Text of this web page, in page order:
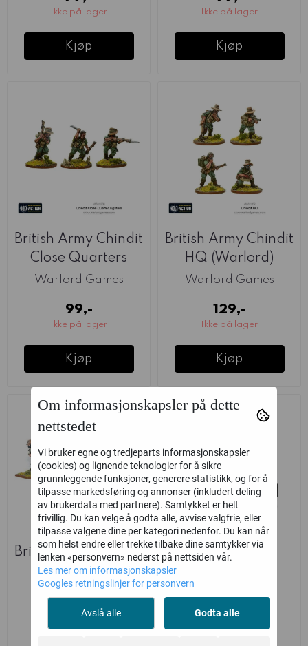
Ikke på lager
Kjøp
Ikke på lager
Kjøp
British Army Chindit
Close Quarters
Fighters ...
Warlord Games
99,-
Ikke på lager
Kjøp
British Army Chindit
HQ (Warlord)
Warlord Games
129,-
Ikke på lager
Kjøp
British Army Chindit
Mule Teams
(Warlord)
Warlord Games
British Army
Om informasjonskapsler på dette
nettstedet
Vi bruker egne og tredjeparts informasjonskapsler
(cookies) og lignende teknologier for å sikre
grunnleggende funksjoner, generere statistikk, og for å
tilpasse markedsføring og annonser (inkludert deling
av brukerdata med partnere). Samtykket er helt
frivillig. Du kan velge å godta alle, avvise valgfrie, eller
tilpasse valgene dine per kategori nedenfor. Du kan når
som helst endre eller trekke tilbake dine samtykker via
lenken «personvern» nederst på nettsiden vår.
Les mer om informasjonskapsler
Googles retningslinjer for personvern
Avslå alle Godta alle